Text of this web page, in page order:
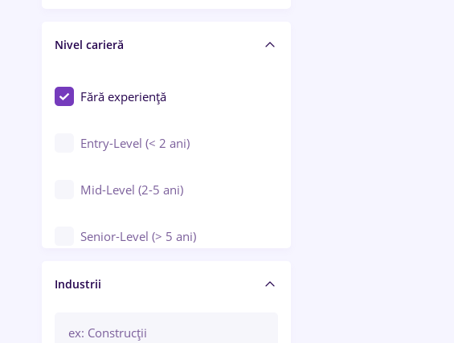
Educație / Training / Arte
Nivel carieră
Fără experiență
Entry-Level (< 2 ani)
Mid-Level (2-5 ani)
Senior-Level (> 5 ani)
Manager / Executiv
Industrii